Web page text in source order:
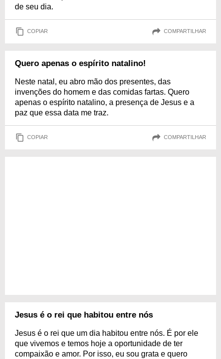
de seu dia.
COPIAR COMPARTILHAR
Quero apenas o espírito natalino!
Neste natal, eu abro mão dos presentes, das
invenções do homem e das comidas fartas. Quero
apenas o espírito natalino, a presença de Jesus e a
paz que essa data me traz.
COPIAR COMPARTILHAR
Jesus é o rei que habitou entre nós
Jesus é o rei que um dia habitou entre nós. É por ele
que vivemos e temos hoje a oportunidade de ter
compaixão e amor. Por isso, eu sou grata e quero